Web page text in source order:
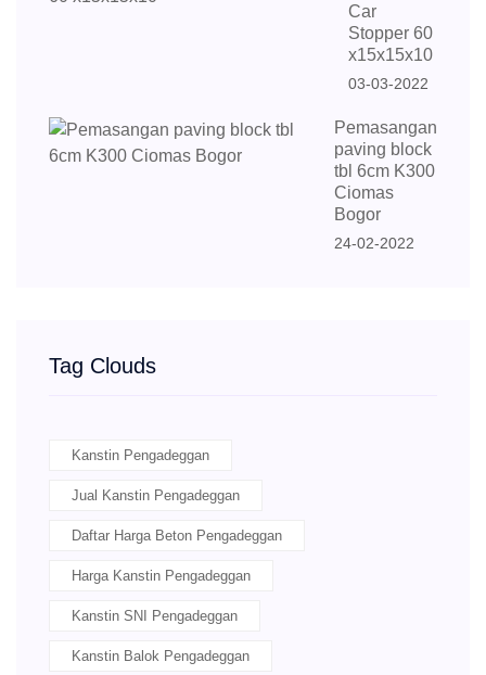
Car
Stopper 60
x15x15x10
03-03-2022
Pemasangan
paving block
tbl 6cm K300
Ciomas
Bogor
24-02-2022
Tag Clouds
Kanstin Pengadeggan
Jual Kanstin Pengadeggan
Daftar Harga Beton Pengadeggan
Harga Kanstin Pengadeggan
Kanstin SNI Pengadeggan
Kanstin Balok Pengadeggan